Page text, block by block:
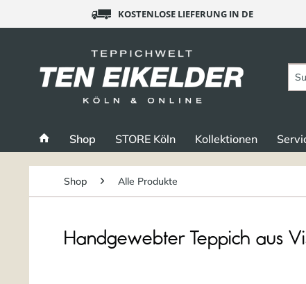
KOSTENLOSE LIEFERUNG IN DE
Shop STORE Köln Kollektionen
Shop Alle Produkte
Handgewebter Teppich aus